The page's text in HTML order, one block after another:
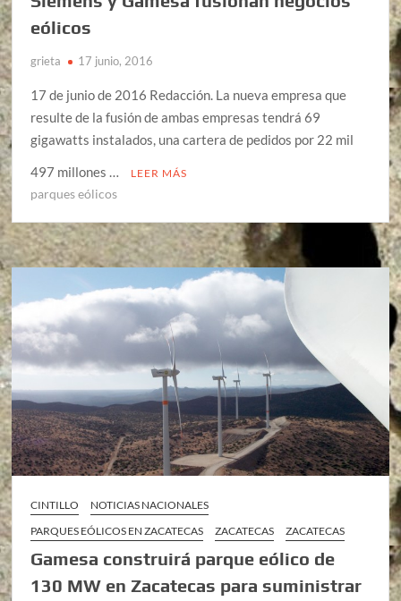
eólicos
grieta 17 junio, 2016
17 de junio de 2016 Redacción. La nueva empresa que
resulte de la fusión de ambas empresas tendrá 69
gigawatts instalados, una cartera de pedidos por 22 mil
497 millones …
LEER MÁS
parques eólicos
CINTILLO
NOTICIAS NACIONALES
PARQUES EÓLICOS EN ZACATECAS
ZACATECAS ZACATECAS
Gamesa construirá parque eólico de
130 MW en Zacatecas para suministrar